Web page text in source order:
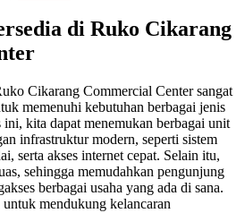
di Ruko Cikarang
Cikarang Commercial Center sangat
memenuhi kebutuhan berbagai jenis
kita dapat menemukan berbagai unit
infrastruktur modern, seperti sistem
serta akses internet cepat. Selain itu,
sehingga memudahkan pengunjung
berbagai usaha yang ada di sana.
mendukung kelancaran